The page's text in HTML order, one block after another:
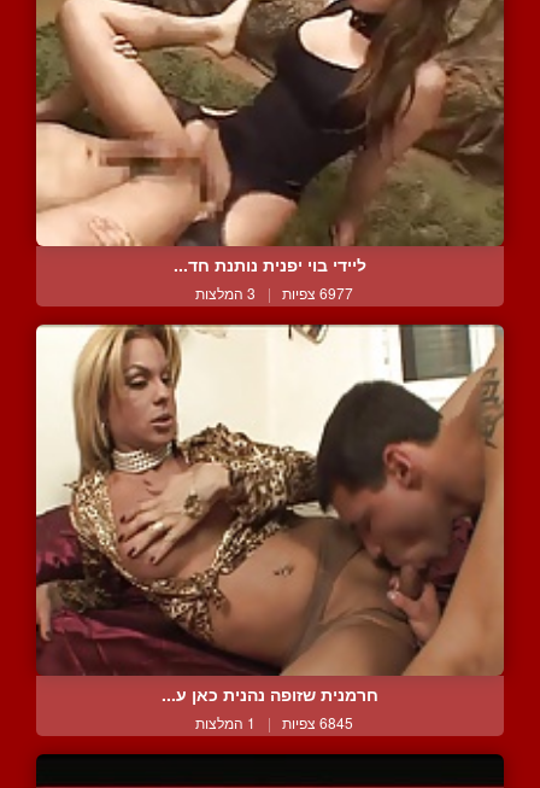
ליידי בוי יפנית נותנת חד...
6977 צפיות | 3 המלצות
חרמנית שזופה נהנית כאן ע...
6845 צפיות | 1 המלצות